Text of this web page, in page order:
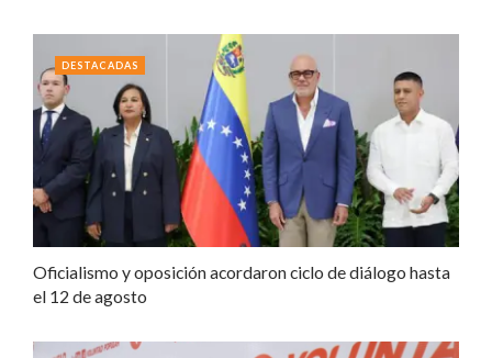
Oficialismo y oposición acordaron ciclo de diálogo hasta
el 12 de agosto
DESTACADAS